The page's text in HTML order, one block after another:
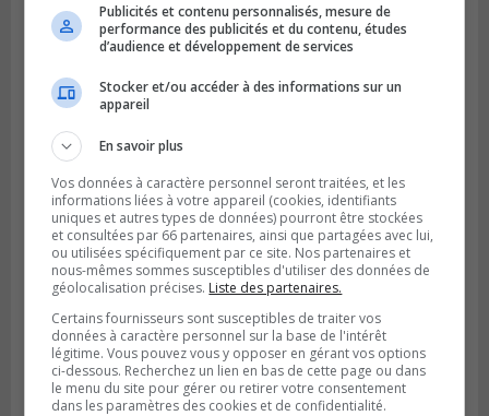
LA PRAIRIE
Publié le 5 août 2026 à 11h59
La Prairie loue des espaces de glace
jusqu’en avril 2027
Publicités et contenu personnalisés, mesure de
performance des publicités et du contenu, études
d’audience et développement de services
Stocker et/ou accéder à des informations sur un
appareil
En savoir plus
Vos données à caractère personnel seront traitées, et les
informations liées à votre appareil (cookies, identifiants
uniques et autres types de données) pourront être stockées
et consultées par 66 partenaires, ainsi que partagées avec lui,
ou utilisées spécifiquement par ce site. Nos partenaires et
nous-mêmes sommes susceptibles d'utiliser des données de
géolocalisation précises. Liste des partenaires.
Certains fournisseurs sont susceptibles de traiter vos
données à caractère personnel sur la base de l'intérêt
légitime. Vous pouvez vous y opposer en gérant vos options
ci-dessous. Recherchez un lien en bas de cette page ou dans
le menu du site pour gérer ou retirer votre consentement
dans les paramètres des cookies et de confidentialité.